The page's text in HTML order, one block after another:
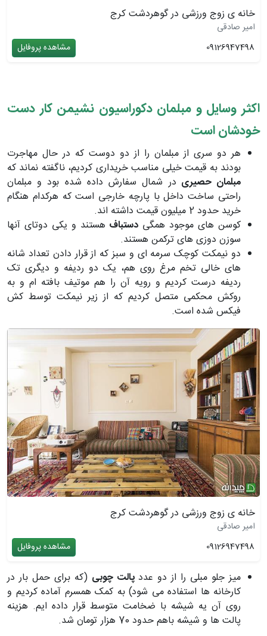
خانه ی زوج ورزشی در گوهردشت کرج
امیر صادقی
09126947498
مشاهده پروفایل
اکثر وسایل و مبلمان دکوراسیون نشیمن کار دست
خودشان است
هر دو سری از مبلمان را از دو دوست که در حال مهاجرت
بودند به قیمت خیلی مناسب خریداری کردیم، ناگفته نماند که
مبلمان حصیری در شمال سفارش داده شده بود و مبلمان
راحتی ساخت داخل با پارچه خارجی است که هرکدام هنگام
خرید حدود 2 میلیون قیمت داشته اند.
کوسن های موجود همگی دستباف هستند و یکی دوتای آنها
سوزن دوزی های ترکمن هستند.
دو نیمکت کوچک سرمه ای و سبز که از قرار دادن تعداد شانه
های خالی تخم مرغ روی هم، یک دو ردیفه و دیگری تک
ردیفه درست کردیم و رویه آن را هم موتیف بافته ام و به
روکش محکمی متصل کردیم که از زیر نیمکت توسط کش
فیکس شده است.
خانه ی زوج ورزشی در گوهردشت کرج
امیر صادقی
09126947498
مشاهده پروفایل
میز جلو مبلی را از دو عددپالت چوبی (که برای حمل بار در
کارخانه ها استفاده می شود) به کمک همسرم آماده کردیم و
روی آن یه شیشه با ضخامت متوسط قرار داده ایم. هزینه
پالت ها و شیشه باهم حدود 70 هزار تومان شد.